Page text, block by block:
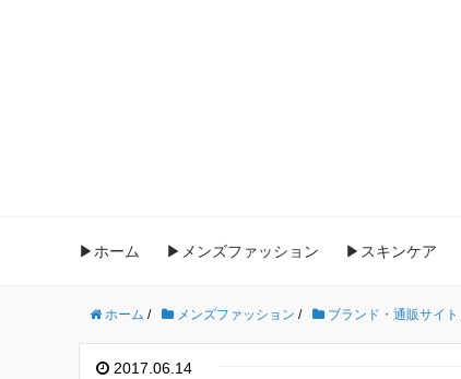
▶ホーム ▶メンズファッション ▶スキンケア
ホーム / メンズファッション / ブランド・通販サイト
2017.06.14